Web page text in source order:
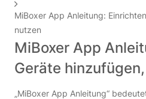
MiBoxer App Anleitung:
nutzen
MiBoxer App
Geräte
„MiBoxer App Anleitung“